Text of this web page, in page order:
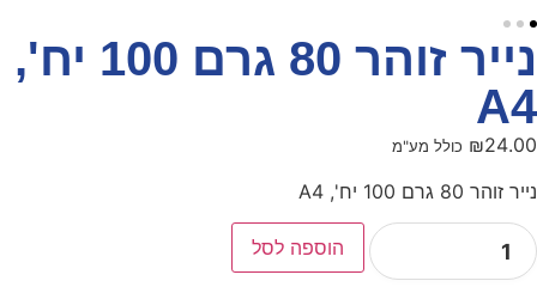
נייר זוהר 80 גרם 100 יח',
A4
₪24.00 כולל מע"מ
נייר זוהר 80 גרם 100 יח', A4
הוספה לסל